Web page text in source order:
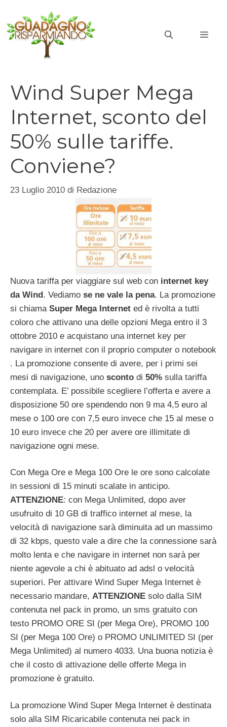
contenuto
Wind Super Mega
Internet, sconto del
50% sulle tariffe.
Conviene?
23 Luglio 2010 di Redazione
Nuova tariffa per viaggiare sul web con internet key
da Wind. Vediamo se ne vale la pena. La promozione
si chiama Super Mega Internet ed è rivolta a tutti
coloro che attivano una delle opzioni Mega entro il 3
ottobre 2010 e acquistano una internet key per
navigare in internet con il proprio computer o notebook
. La promozione consente di avere, per i primi sei
mesi di navigazione, uno sconto di 50% sulla tariffa
contemplata. E’ possibile scegliere l’offerta e avere a
disposizione 50 ore spendendo non 9 ma 4,5 euro al
mese o 100 ore con 7,5 euro invece che 15 al mese o
10 euro invece che 20 per avere ore illimitate di
navigazione ogni mese.
Con Mega Ore e Mega 100 Ore le ore sono calcolate
in sessioni di 15 minuti scalate in anticipo.
ATTENZIONE: con Mega Unlimited, dopo aver
usufruito di 10 GB di traffico internet al mese, la
velocità di navigazione sarà diminuita ad un massimo
di 32 kbps, questo vale a dire che la connessione sarà
molto lenta e che navigare in internet non sarà per
niente agevole a chi è abituato ad adsl o velocità
superiori. Per attivare Wind Super Mega Internet è
necessario mandare, ATTENZIONE solo dalla SIM
contenuta nel pack in promo, un sms gratuito con
testo PROMO ORE SI (per Mega Ore), PROMO 100
SI (per Mega 100 Ore) o PROMO UNLIMITED SI (per
Mega Unlimited) al numero 4033. Una buona notizia è
che il costo di attivazione delle offerte Mega in
promozione è gratuito.
La promozione Wind Super Mega Internet è destinata
solo alla SIM Ricaricabile contenuta nei pack in